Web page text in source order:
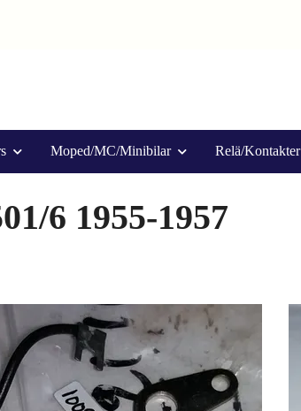
Moped/MC/Minibilar Relä/Kontakter
6 1955-1957